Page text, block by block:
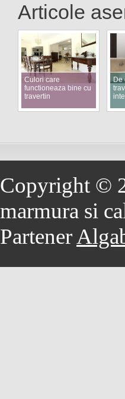
Articole
Culori care
functioneaza bine cu
travertin
De
Copyright ©
marmura si
Partener